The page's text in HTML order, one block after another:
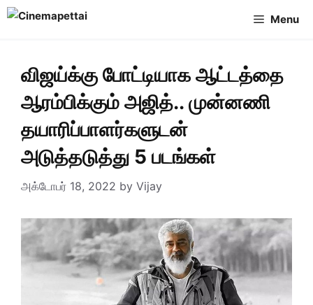
Skip
Menu
விஜய்க்கு போட்டியாக ஆட்டத்தை
ஆரம்பிக்கும் அஜித்.. முன்னணி
தயாரிப்பாளர்களுடன்
அடுத்தடுத்து 5 படங்கள்
அக்டோபர் 18, 2022 by Vijay